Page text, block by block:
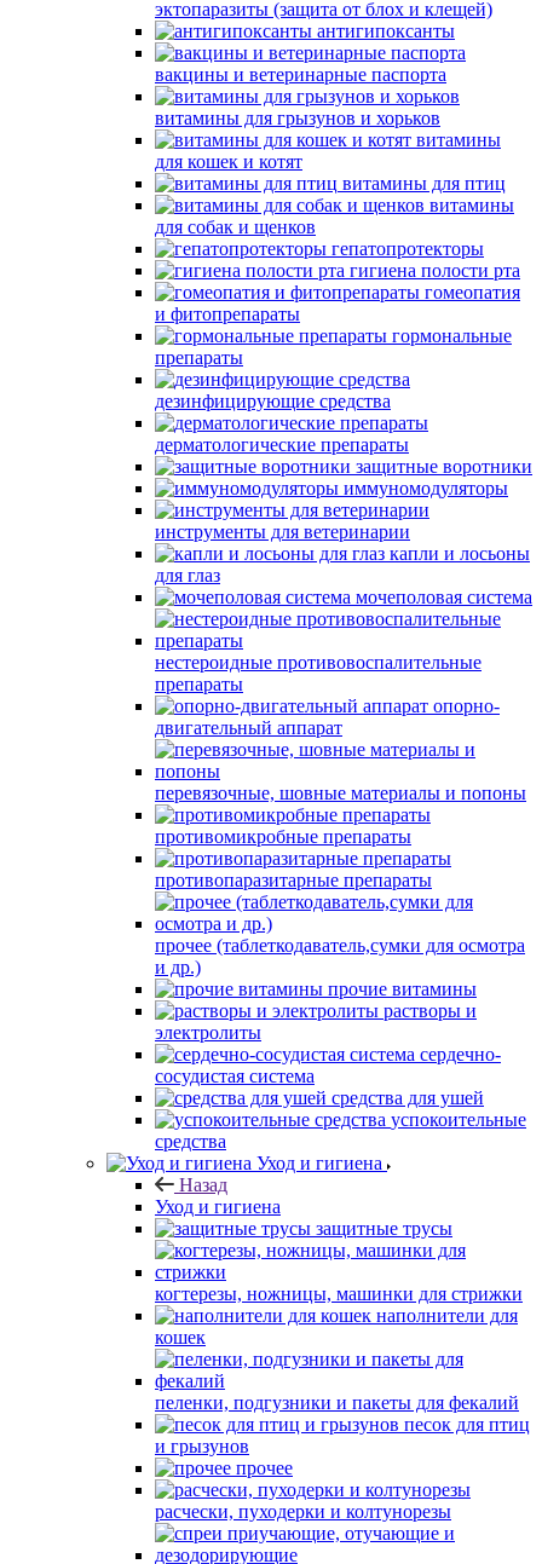
эктопаразиты (защита от блох и клещей)
антигипоксанты
вакцины и ветеринарные паспорта
витамины для грызунов и хорьков
витамины
для кошек и котят
витамины для птиц
витамины
для собак и щенков
гепатопротекторы
гигиена полости рта
гомеопатия
и фитопрепараты
гормональные
препараты
дезинфицирующие средства
дерматологические препараты
защитные воротники
иммуномодуляторы
инструменты для ветеринарии
капли и лосьоны
для глаз
мочеполовая система
нестероидные противовоспалительные
препараты
опорно-
двигательный аппарат
перевязочные, шовные материалы и попоны
противомикробные препараты
противопаразитарные препараты
прочее (таблеткодаватель,сумки для осмотра
и др.)
прочие витамины
растворы и
электролиты
сердечно-
сосудистая система
средства для ушей
успокоительные
средства
Уход и гигиена
Назад
Уход и гигиена
защитные трусы
когтерезы, ножницы, машинки для стрижки
наполнители для
кошек
пеленки, подгузники и пакеты для фекалий
песок для птиц
и грызунов
прочее
расчески, пуходерки и колтунорезы